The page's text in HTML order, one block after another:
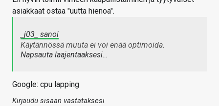
asiakkaat ostaa "uutta hienoa".
_j03_ sanoi
Käytännössä muuta ei voi enää optimoida.
Napsauta laajentaaksesi…
Google: cpu lapping
Kirjaudu sisään vastataksesi